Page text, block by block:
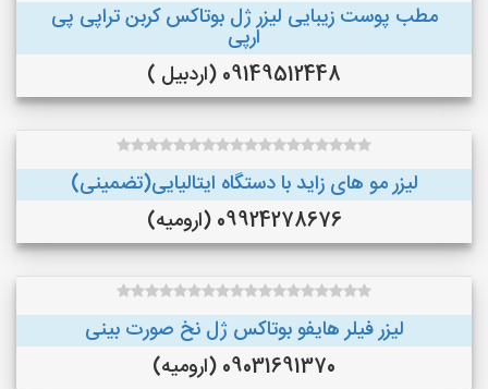
مطب پوست زیبایی لیزر ژل بوتاکس کربن تراپی پی
ارپی
09149512448 (اردبیل )
لیزر مو های زاید با دستگاه ایتالیایی(تضمینی)
09924278676 (ارومیه)
لیزر فیلر هایفو بوتاکس ژل نخ صورت بینی
09031691370 (ارومیه)